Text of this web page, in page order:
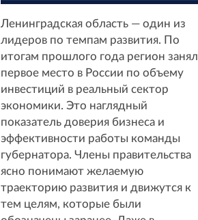
Ленинградская область — один из
лидеров по темпам развития. По
итогам прошлого года регион занял
первое место в России по объему
инвестиций в реальный сектор
экономики. Это наглядный
показатель доверия бизнеса и
эффективности работы команды
губернатора. Члены правительства
ясно понимают желаемую
траекторию развития и движутся к
тем целям, которые были